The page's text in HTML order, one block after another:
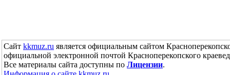
Сайт kkmuz.ru является официальным сайтом
официальной электронной почтой Красноперекопского
Все материалы сайта доступны по Лицензии.